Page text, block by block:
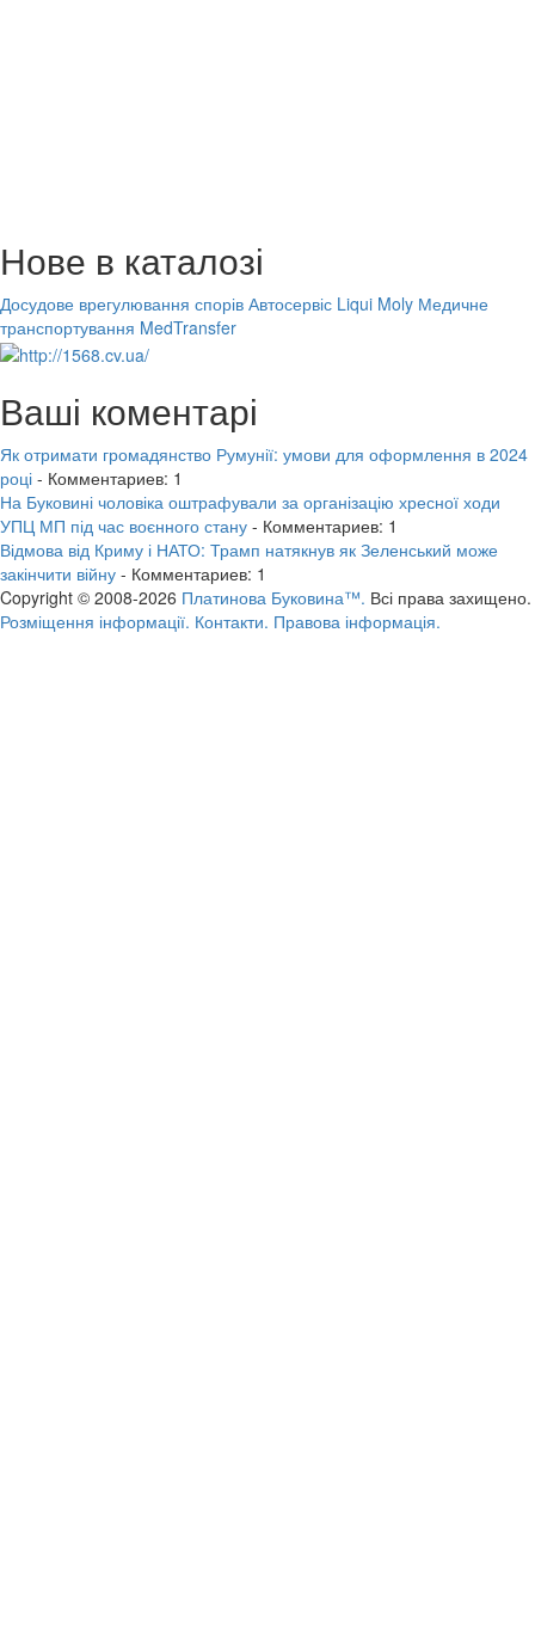
Нове в каталозі
Досудове врегулювання спорів Автосервіс Liqui Moly Медичне
транспортування MedTransfer
Ваші коментарі
Як отримати громадянство Румунії: умови для оформлення в 2024
році - Комментариев: 1
На Буковині чоловіка оштрафували за організацію хресної ходи
УПЦ МП під час воєнного стану - Комментариев: 1
Відмова від Криму і НАТО: Трамп натякнув як Зеленський може
закінчити війну - Комментариев: 1
Copyright © 2008-2026 Платинова Буковина™. Всі права захищено.
Розміщення інформації. Контакти. Правова інформація.